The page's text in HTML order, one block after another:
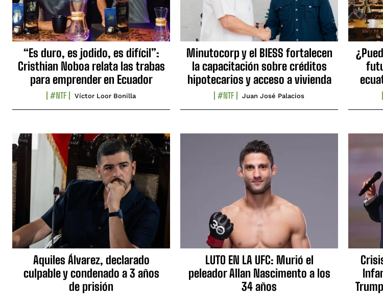
“Es duro, es jodido, es difícil”:
Cristhian Noboa relata las trabas
para emprender en Ecuador
#NTF Víctor Loor Bonilla
Minutocorp y el BIESS fortalecen
la capacitación sobre créditos
hipotecarios y acceso a vivienda
#NTF Juan José Palacios
Aquiles Álvarez, declarado
culpable y condenado a 3 años
de prisión
LUTO EN LA UFC: Murió el
peleador Allan Nascimento a los
34 años